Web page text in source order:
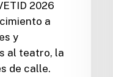
2026
a
y
al teatro, la
de calle.